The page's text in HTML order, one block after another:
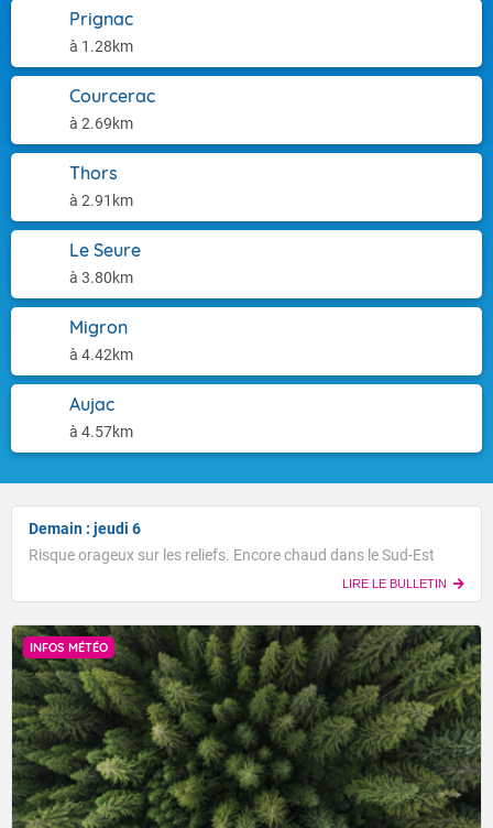
Prignac
à 1.28km
Courcerac
à 2.69km
Thors
à 2.91km
Le Seure
à 3.80km
Migron
à 4.42km
Aujac
à 4.57km
Demain : jeudi 6
Risque orageux sur les reliefs. Encore chaud dans le Sud-Est
LIRE LE BULLETIN
INFOS MÉTÉO